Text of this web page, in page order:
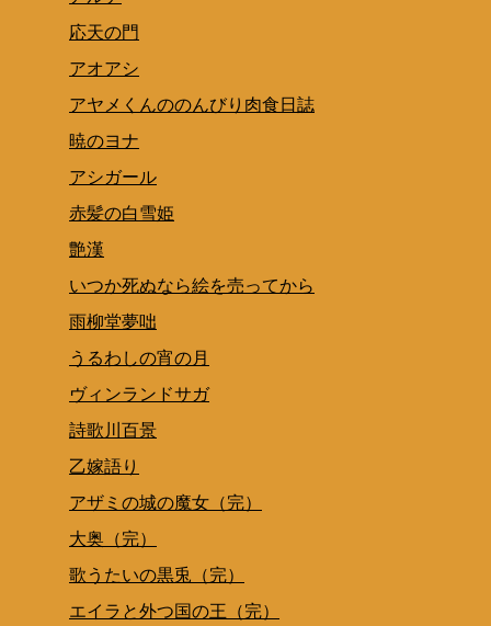
応天の門
アオアシ
アヤメくんののんびり肉食日誌
暁のヨナ
アシガール
赤髪の白雪姫
艶漢
いつか死ぬなら絵を売ってから
雨柳堂夢咄
うるわしの宵の月
ヴィンランドサガ
詩歌川百景
乙嫁語り
アザミの城の魔女（完）
大奥（完）
歌うたいの黒兎（完）
エイラと外つ国の王（完）